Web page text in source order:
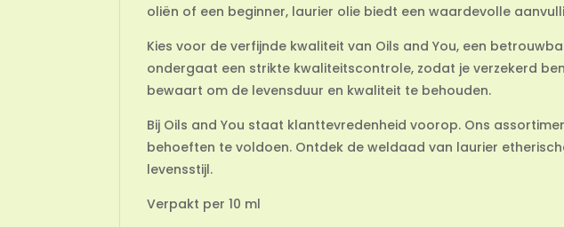
oliën of een beginner, laurier olie biedt een waardevolle
Kies voor de verfijnde kwaliteit van Oils and You, een
ondergaat een strikte kwaliteitscontrole, zodat je verzekerd
bewaart om de levensduur en kwaliteit te behouden.
Bij Oils and You staat klanttevredenheid voorop. Ons
behoeften te voldoen. Ontdek de weldaad van laurier
levensstijl.
Verpakt per 10 ml